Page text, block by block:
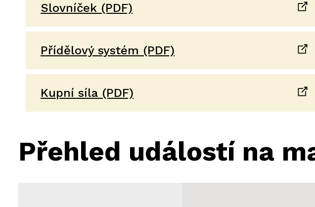
Slovníček (PDF)
Přídělový systém (PDF)
Kupní síla (PDF)
Přehled událostí na